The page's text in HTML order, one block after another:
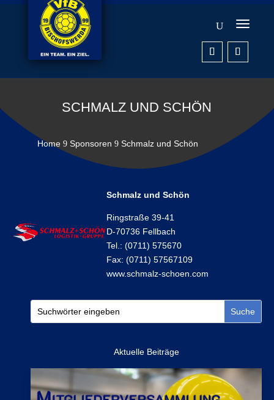
SCHMALZ UND SCHÖN
Home 9 Sponsoren 9 Schmalz und Schön
Schmalz und Schön
Ringstraße 39-41
D-70736 Fellbach
Tel.: (0711) 575670
Fax: (0711) 57567109
www.schmalz-schoen.com
Aktuelle Beiträge